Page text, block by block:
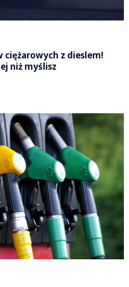
ciężarowych z dieslem!
niż myślisz